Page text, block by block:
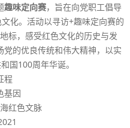
趣味定向赛，旨在向党职工倡导
化。活动以寻访+趣味定向赛的
标，感受红色文化的历史与发
的优良传统和伟大精神，以实
国100周年华诞。
程
基因
红色文脉